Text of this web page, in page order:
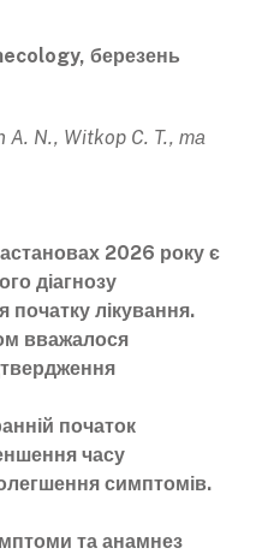
березень
A. N., Witkop C. T., та
2026 року є
діагнозу
лікування.
вважалося
початок
часу
симптомів.
та анамнез